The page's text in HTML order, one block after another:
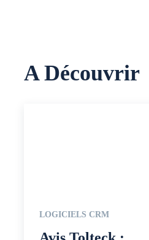
A Découvrir
LOGICIELS CRM